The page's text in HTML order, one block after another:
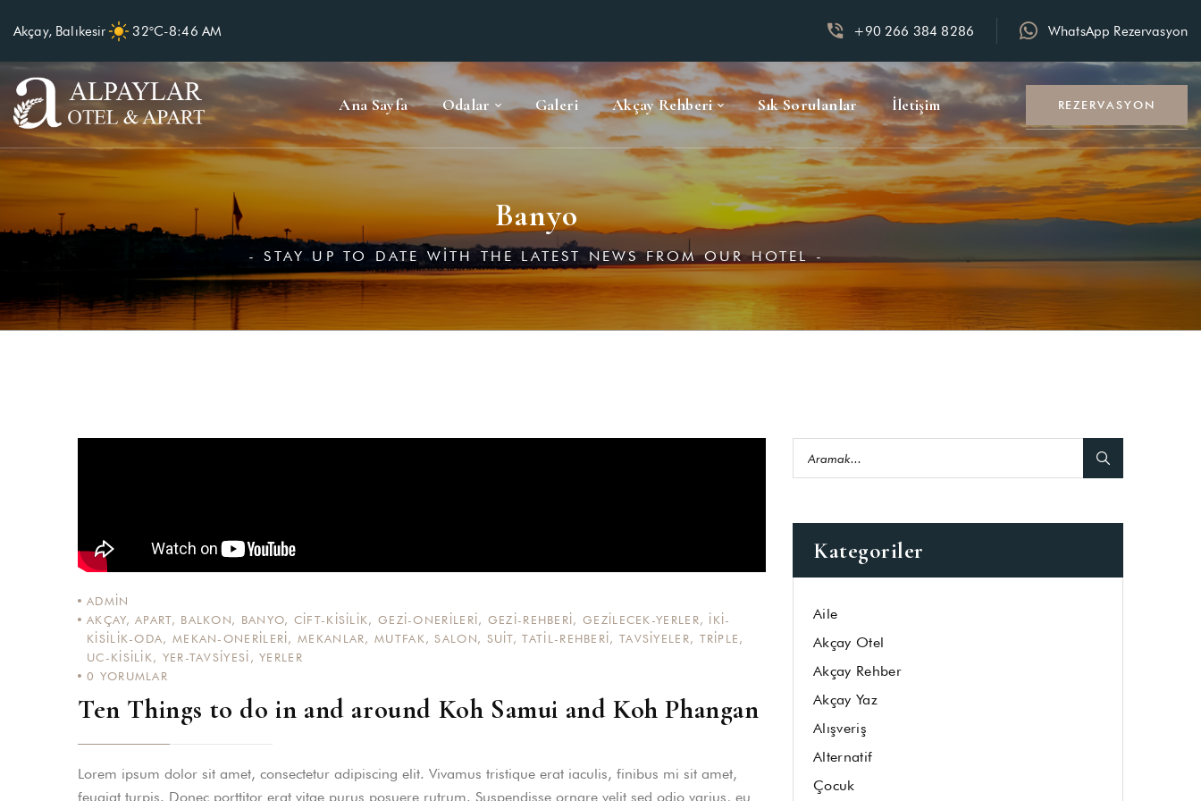
Akçay, Balıkesir 32°C-8:46 AM +90 266 384 8286 WhatsApp Rezervasyon
Ana Sayfa Odalar Galeri Akçay Rehberi Sık Sorulanlar İletişim REZERVASYON
Banyo
- STAY UP TO DATE WITH THE LATEST NEWS FROM OUR HOTEL -
ADMIN
AKÇAY,APART, BALKON, BANYO, CIFT-KISILIK , GEZI-ONERILERI, GEZI-REHBERI, GEZILECEK-YERLER, IKI-
KISILIK-ODA, MEKAN-ONERILERI,MEKANLAR,MUTFAK ,SALON, SUIT,TATIL-REHBERI, TAVSIYELER, TRIPLE ,
UC-KISILIK , YER-TAVSIYESI ,YERLER
0 YORUMLAR
Ten Things to do in and around Koh Samui and Koh Phangan
Lorem ipsum dolor sit amet, consectetur adipiscing elit. Vivamus tristique erat iaculis, finibus mi sit amet,
feugiat turpis. Donec porttitor erat vitae purus posuere rutrum. Suspendisse ornare velit sed odio varius, eu
Kategoriler
Aile
Akçay Otel
Akçay Rehber
Akçay Yaz
Alışveriş
Alternatif
Çocuk